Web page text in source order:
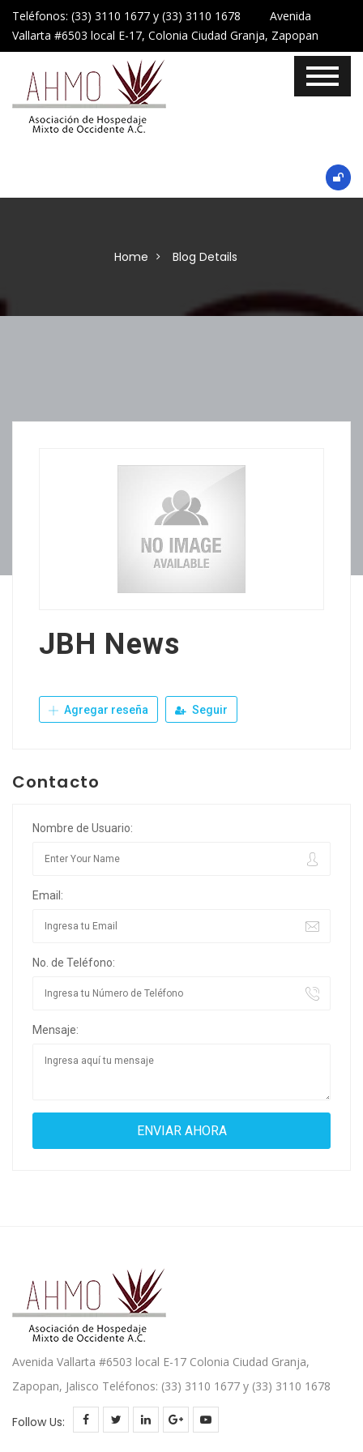
Teléfonos: (33) 3110 1677 y (33) 3110 1678 Avenida
Vallarta #6503 local E-17, Colonia Ciudad Granja, Zapopan
Home Blog Details
JBH News
Agregar reseña Seguir
Contacto
Nombre de Usuario:
Email:
No. de Teléfono:
Mensaje:
Avenida Vallarta #6503 local E-17 Colonia Ciudad Granja,
Zapopan, Jalisco Teléfonos: (33) 3110 1677 y (33) 3110 1678
Follow Us: